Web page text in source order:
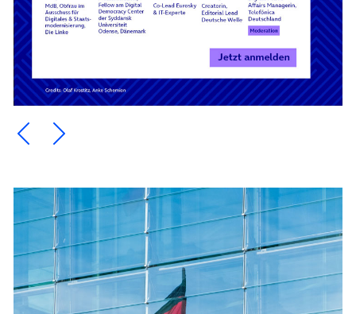
Ein Element zurück blättern
Ein Element weiter blättern